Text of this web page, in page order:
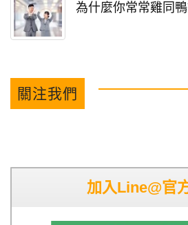
為什麼你常常雞同鴨
關注我們
加入Line@官